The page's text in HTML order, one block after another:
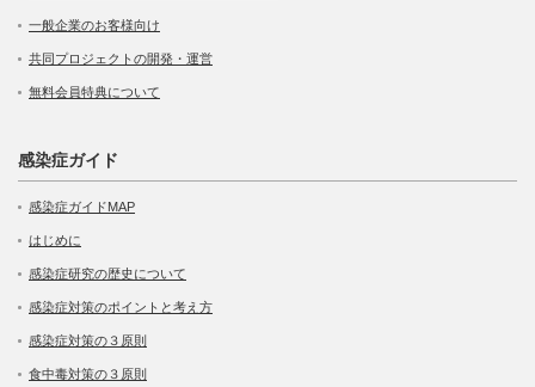
一般企業のお客様向け
共同プロジェクトの開発・運営
無料会員特典について
感染症ガイド
感染症ガイドMAP
はじめに
感染症研究の歴史について
感染症対策のポイントと考え方
感染症対策の３原則
食中毒対策の３原則